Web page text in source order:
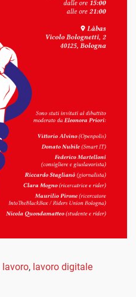
lavoro, lavoro digitale